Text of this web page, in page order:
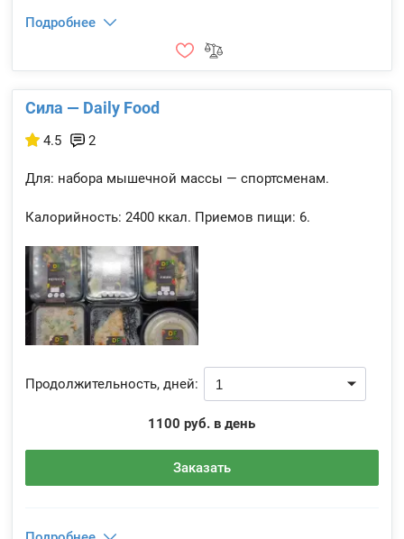
Подробнее
Сила — Daily Food
4.5 2
Для: набора мышечной массы — спортсменам.
Калорийность: 2400 ккал. Приемов пищи: 6.
Продолжительность, дней:
1100 руб. в день
Заказать